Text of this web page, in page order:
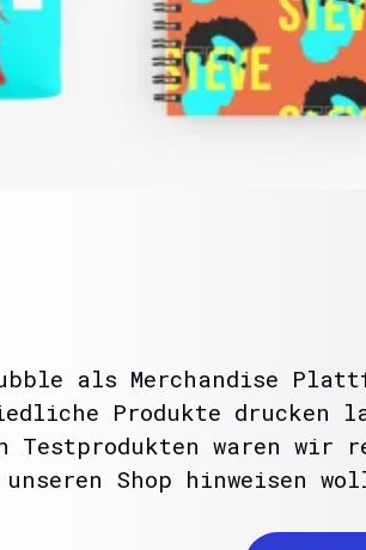
als Merchandise
Produkte drucken
Testprodukten waren
Shop hinweisen